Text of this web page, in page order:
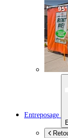
Entreposage